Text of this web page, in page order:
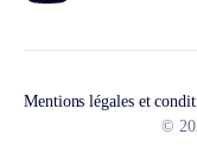
Mentions légales et
©